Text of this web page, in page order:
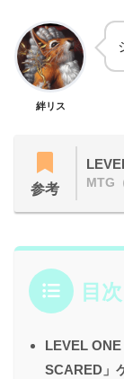
絆リス
参考 MTG
目次
LEVEL
SCARED」